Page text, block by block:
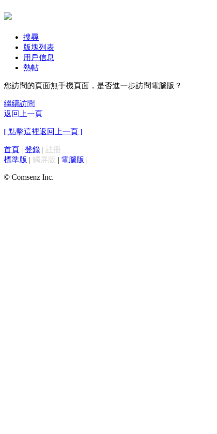
搜尋
版塊列表
用戶信息
熱帖
您訪問的頁面無手機頁面，是否進一步訪問電腦版？
繼續訪問
返回上一頁
[ 點擊這裡返回上一頁 ]
首頁 | 登錄 | 註冊
標準版 | 觸屏版 | 電腦版 |
© Comsenz Inc.